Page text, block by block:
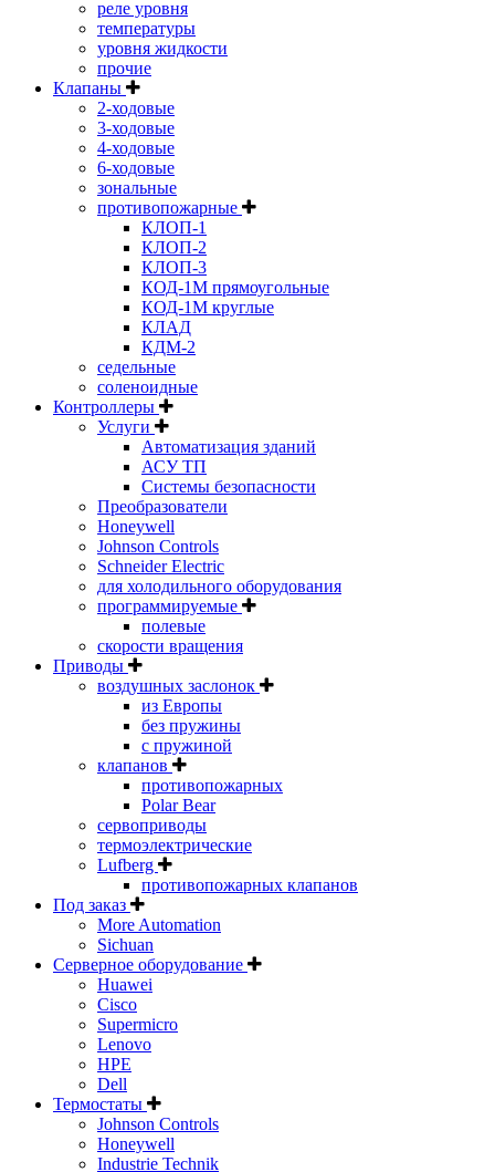
реле уровня
температуры
уровня жидкости
прочие
Клапаны
2-ходовые
3-ходовые
4-ходовые
6-ходовые
зональные
противопожарные
КЛОП-1
КЛОП-2
КЛОП-3
КОД-1М прямоугольные
КОД-1М круглые
КЛАД
КДМ-2
седельные
соленоидные
Контроллеры
Услуги
Автоматизация зданий
АСУ ТП
Системы безопасности
Преобразователи
Honeywell
Johnson Controls
Schneider Electric
для холодильного оборудования
программируемые
полевые
скорости вращения
Приводы
воздушных заслонок
из Европы
без пружины
с пружиной
клапанов
противопожарных
Polar Bear
сервоприводы
термоэлектрические
Lufberg
противопожарных клапанов
Под заказ
More Automation
Sichuan
Серверное оборудование
Huawei
Cisco
Supermicro
Lenovo
HPE
Dell
Термостаты
Johnson Controls
Honeywell
Industrie Technik